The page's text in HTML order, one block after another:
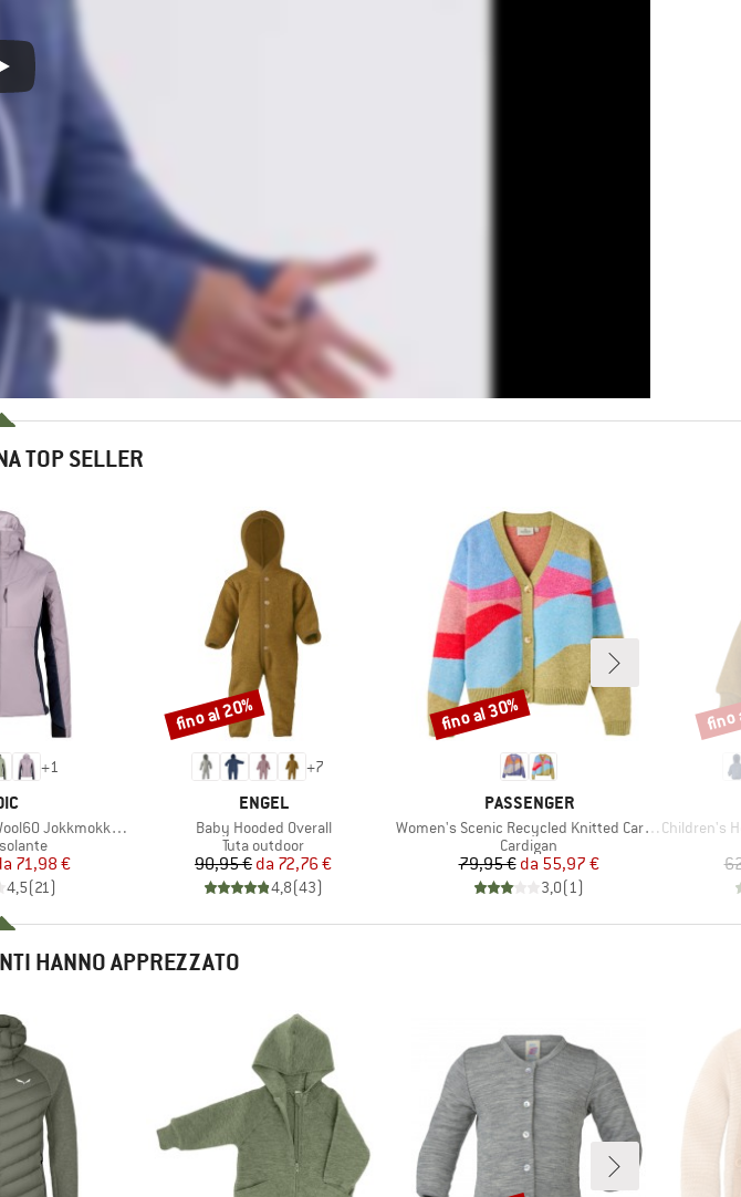
TOP SELLER
+1
Hybrid Hoody
prodotti
ridotto
71,98 €
4,5(21)
+7
MARCHIO
ENGEL
Articolo
Baby Hooded Overall
Gruppo di prodotti
Tuta outdoor
Prezzo
90,95 € Prezzo ridotto
da 72,76 €
4,8(43)
Sconto
fino al 20%
MARCHIO
PASSENGER
Articolo
Women's Scenic Recycled Knitted Cardigan
Gruppo di prodotti
Cardigan
Prezzo
79,95 € Prezzo ridotto
da 55,97 €
3,0(1)
Sconto
fino al 30%
Articolo
Children's
fino
HANNO APPREZZATO